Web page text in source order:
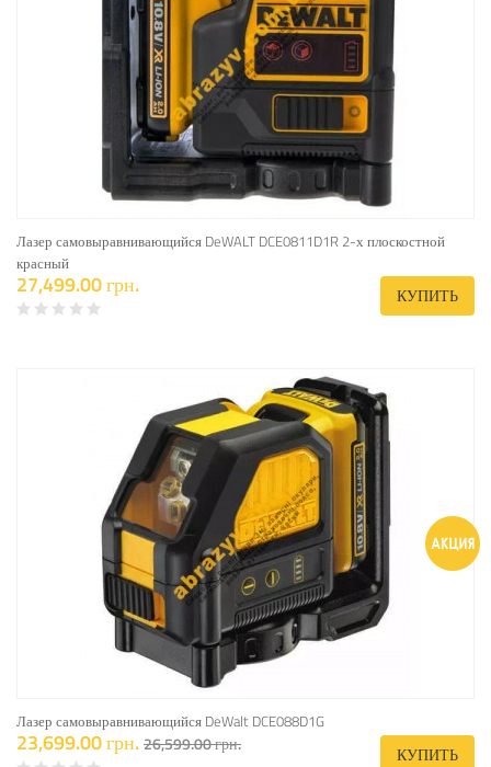
Лазер самовыравнивающийся DeWALT DCE0811D1R 2-х плоскостной
красный
27,499.00 грн. КУПИТЬ
Лазер самовыравнивающийся DeWalt DCE088D1G
23,699.00 грн.26,599.00 грн. КУПИТЬ